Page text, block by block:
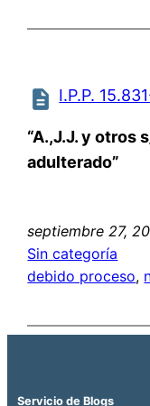
I.P.P.
“A.,J.J. y otros
adulterado”
septiembre 27,
Sin categoría
debido proceso,
Servicio de Blogs